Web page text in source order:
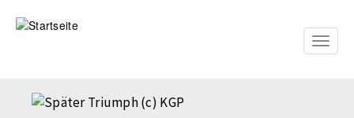
zum
Toggle